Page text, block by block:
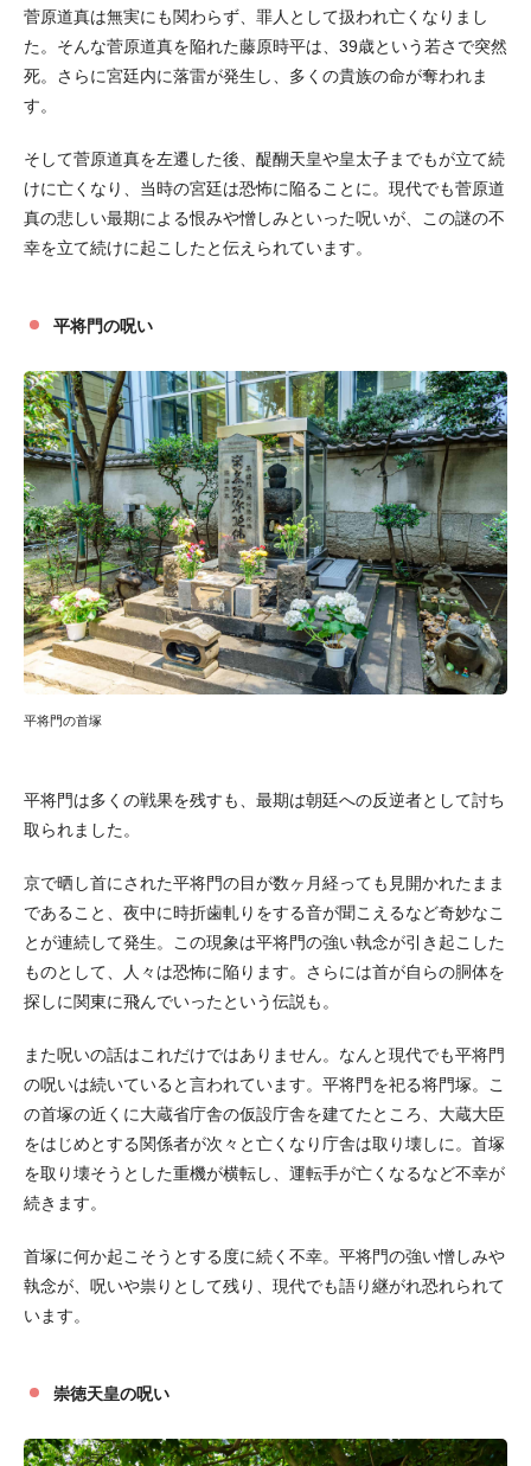
菅原道真は無実にも関わらず、罪人として扱われ亡くなりまし
た。そんな菅原道真を陥れた藤原時平は、39歳という若さで突然
死。さらに宮廷内に落雷が発生し、多くの貴族の命が奪われま
す。
そして菅原道真を左遷した後、醍醐天皇や皇太子までもが立て続
けに亡くなり、当時の宮廷は恐怖に陥ることに。現代でも菅原道
真の悲しい最期による恨みや憎しみといった呪いが、この謎の不
幸を立て続けに起こしたと伝えられています。
平将門の呪い
平将門の首塚
平将門は多くの戦果を残すも、最期は朝廷への反逆者として討ち
取られました。
京で晒し首にされた平将門の目が数ヶ月経っても見開かれたまま
であること、夜中に時折歯軋りをする音が聞こえるなど奇妙なこ
とが連続して発生。この現象は平将門の強い執念が引き起こした
ものとして、人々は恐怖に陥ります。さらには首が自らの胴体を
探しに関東に飛んでいったという伝説も。
また呪いの話はこれだけではありません。なんと現代でも平将門
の呪いは続いていると言われています。平将門を祀る将門塚。こ
の首塚の近くに大蔵省庁舎の仮設庁舎を建てたところ、大蔵大臣
をはじめとする関係者が次々と亡くなり庁舎は取り壊しに。首塚
を取り壊そうとした重機が横転し、運転手が亡くなるなど不幸が
続きます。
首塚に何か起こそうとする度に続く不幸。平将門の強い憎しみや
執念が、呪いや祟りとして残り、現代でも語り継がれ恐れられて
います。
崇徳天皇の呪い